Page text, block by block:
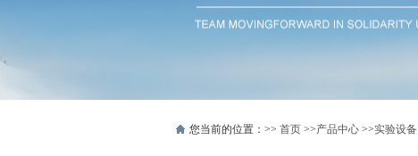
您当前的位置：>> 首页 >>产品中心 >>实验设备